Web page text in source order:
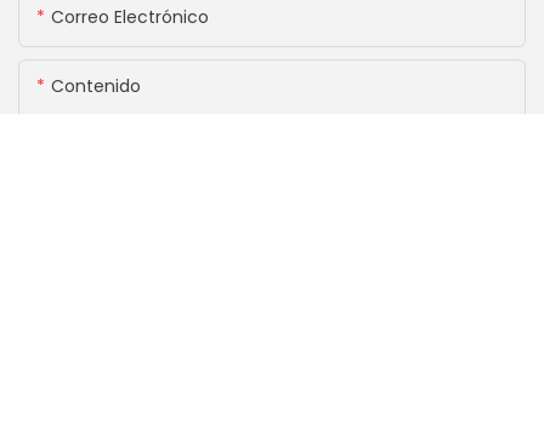
Correo Electrónico
Contenido